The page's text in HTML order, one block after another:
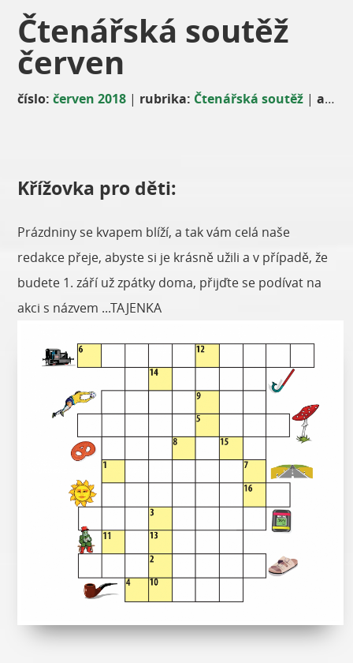
Čtenářská soutěž
červen
číslo: červen 2018 | rubrika: Čtenářská soutěž |autor:
Křížovka pro děti:
Prázdniny se kvapem blíží, a tak vám celá naše
redakce přeje, abyste si je krásně užili a v případě, že
budete 1. září už zpátky doma, přijďte se podívat na
akci s názvem ...TAJENKA